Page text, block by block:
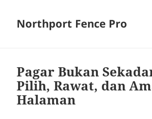
Northport Fence Pro
Pagar Bukan
Pilih, Rawat, dan
Halaman